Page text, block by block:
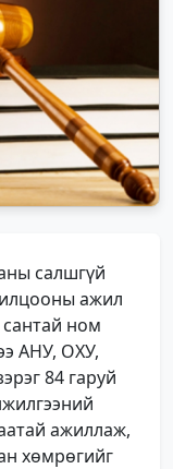
салшгүй
ажил
ном
АНУ, ОХУ,
84 гаруй
ажиллаж,
хөмрөгийг